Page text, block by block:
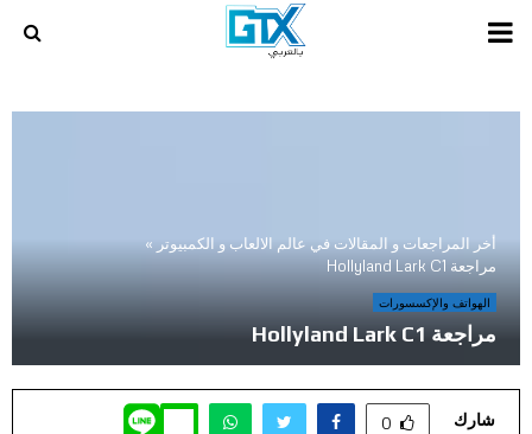
PRIMARY
أخر المراجعات و المقالات في عالم الالعاب و الكمبيوتر »
مراجعة Hollyland Lark C1
الهواتف والإكسسورات
مراجعة Hollyland Lark C1
شارك 0